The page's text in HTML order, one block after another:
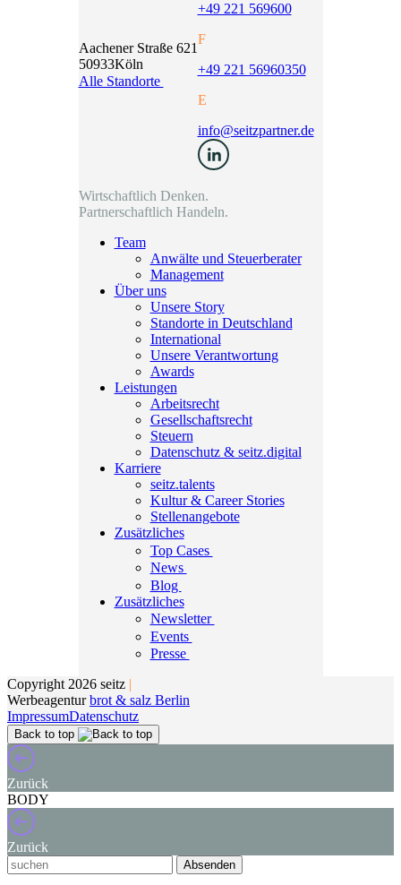
Aachener Straße 621
50933Köln
Alle Standorte
+49 221 569600
F
+49 221 56960350
E
info@seitzpartner.de
Wirtschaftlich Denken.
Partnerschaftlich Handeln.
Team
Anwälte und Steuerberater
Management
Über uns
Unsere Story
Standorte in Deutschland
International
Unsere Verantwortung
Awards
Leistungen
Arbeitsrecht
Gesellschaftsrecht
Steuern
Datenschutz & seitz.digital
Karriere
seitz.talents
Kultur & Career Stories
Stellenangebote
Zusätzliches
Top Cases
News
Blog
Zusätzliches
Newsletter
Events
Presse
Copyright 2026 seitz |
Werbeagenturbrot & salz Berlin
ImpressumDatenschutz
Back to top
Zurück
BODY
Zurück
Absenden